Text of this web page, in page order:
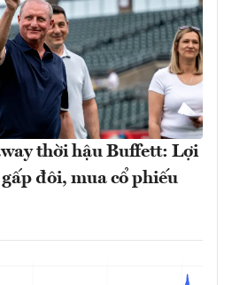
thời hậu Buffett: Lợi
đôi, mua cổ phiếu